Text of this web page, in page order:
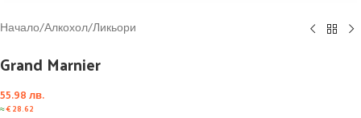
Начало/Алкохол/Ликьори
Grand Marnier
55.98 лв.
≈€28.62